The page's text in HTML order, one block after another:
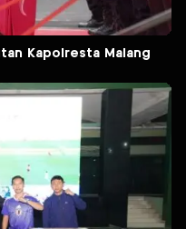
Kapolresta Malang